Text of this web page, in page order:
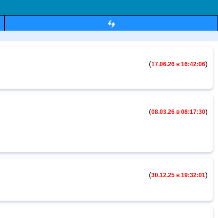
(17.06.26 в 16:42:06)
(08.03.26 в 08:17:30)
(30.12.25 в 19:32:01)